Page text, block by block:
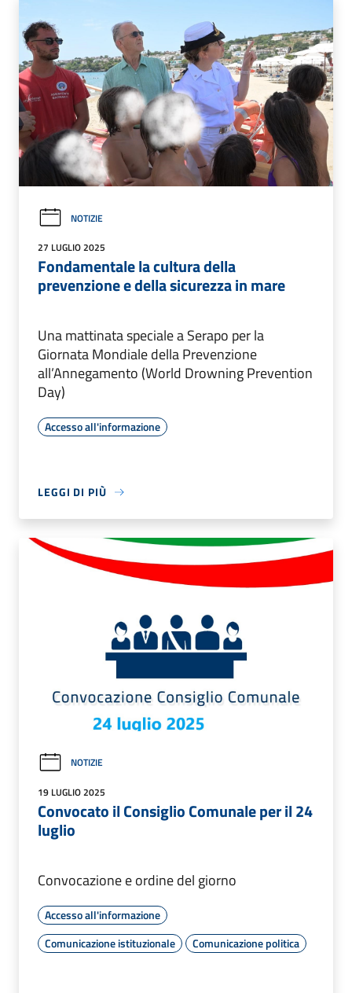
NOTIZIE
27 LUGLIO 2025
Fondamentale la cultura della
prevenzione e della sicurezza in mare
Una mattinata speciale a Serapo per la
Giornata Mondiale della Prevenzione
all’Annegamento (World Drowning Prevention
Day)
Accesso all'informazione
LEGGI DI PIÙ
NOTIZIE
19 LUGLIO 2025
Convocato il Consiglio Comunale per il 24
luglio
Convocazione e ordine del giorno
Accesso all'informazione
Comunicazione istituzionale
Comunicazione politica